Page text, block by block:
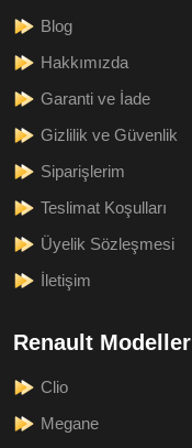
Blog
Hakkımızda
Garanti ve İade
Gizlilik ve Güvenlik
Siparişlerim
Teslimat Koşulları
Üyelik Sözleşmesi
İletişim
Renault Modeller
Clio
Megane